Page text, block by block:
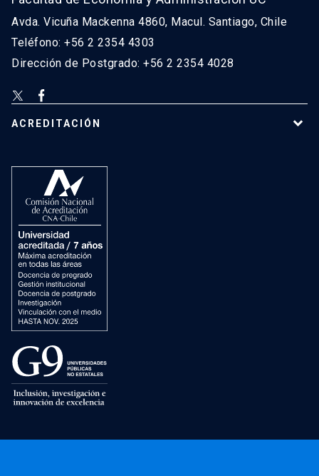
Avda. Vicuña Mackenna 4860, Macul. Santiago, Chile
Teléfono: +56 2 2354 4303
Dirección de Postgrado: +56 2 2354 4028
ACREDITACIÓN